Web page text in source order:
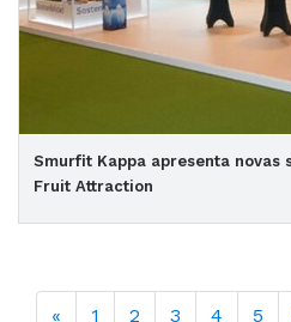
Smurfit Kappa apresenta novas
Fruit Attraction
« 1 2 3 4 5